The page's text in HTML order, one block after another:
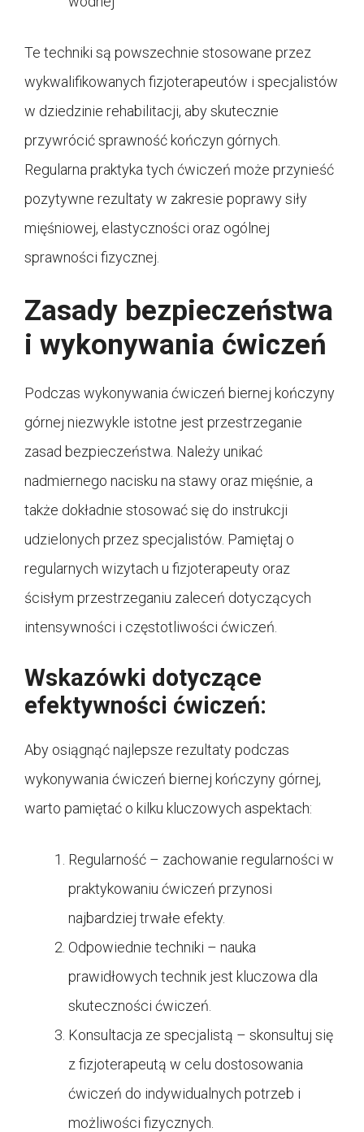
Te techniki są powszechnie stosowane przez
wykwalifikowanych fizjoterapeutów i specjalistów
w dziedzinie rehabilitacji, aby skutecznie
przywrócić sprawność kończyn górnych.
Regularna praktyka tych ćwiczeń może przynieść
pozytywne rezultaty w zakresie poprawy siły
mięśniowej, elastyczności oraz ogólnej
sprawności fizycznej.
Zasady bezpieczeństwa
i wykonywania ćwiczeń
Podczas wykonywania ćwiczeń biernej kończyny
górnej niezwykle istotne jest przestrzeganie
zasad bezpieczeństwa. Należy unikać
nadmiernego nacisku na stawy oraz mięśnie, a
także dokładnie stosować się do instrukcji
udzielonych przez specjalistów. Pamiętaj o
regularnych wizytach u fizjoterapeuty oraz
ścisłym przestrzeganiu zaleceń dotyczących
intensywności i częstotliwości ćwiczeń.
Wskazówki dotyczące
efektywności ćwiczeń:
Aby osiągnąć najlepsze rezultaty podczas
wykonywania ćwiczeń biernej kończyny górnej,
warto pamiętać o kilku kluczowych aspektach:
Regularność – zachowanie regularności w
praktykowaniu ćwiczeń przynosi
najbardziej trwałe efekty.
Odpowiednie techniki – nauka
prawidłowych technik jest kluczowa dla
skuteczności ćwiczeń.
Konsultacja ze specjalistą – skonsultuj się
z fizjoterapeutą w celu dostosowania
ćwiczeń do indywidualnych potrzeb i
możliwości fizycznych.